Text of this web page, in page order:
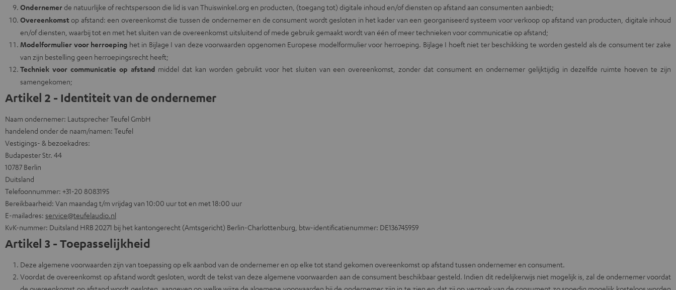
Ondernemerde natuurlijke of rechtspersoon die lid is van Thuiswinkel.org en producten, (toegang tot) digitale inhoud en/of diensten op afstand aan consumenten aanbiedt;
Overeenkomstop afstand: een overeenkomst die tussen de ondernemer en de consument wordt gesloten in het kader van een georganiseerd systeem voor verkoop op afstand van producten, digitale inhoud
en/of diensten, waarbij tot en met het sluiten van de overeenkomst uitsluitend of mede gebruik gemaakt wordt van één of meer technieken voor communicatie op afstand;
Modelformulier voor herroeping het in Bijlage I van deze voorwaarden opgenomen Europese modelformulier voor herroeping. Bijlage I hoeft niet ter beschikking te worden gesteld als de consument ter zake
van zijn bestelling geen herroepingsrecht heeft;
Techniek voor communicatie op afstand middel dat kan worden gebruikt voor het sluiten van een overeenkomst, zonder dat consument en ondernemer gelijktijdig in dezelfde ruimte hoeven te zijn
samengekomen;
Artikel 2 - Identiteit van de ondernemer
Naam ondernemer: Lautsprecher Teufel GmbH
handelend onder de naam/namen: Teufel
Vestigings- & bezoekadres:
Budapester Str. 44
10787 Berlin
Duitsland
Telefoonnummer: +31-20 8083195
Bereikbaarheid: Van maandag t/m vrijdag van 10:00 uur tot en met 18:00 uur
E-mailadres: service@teufelaudio.nl
KvK-nummer: Duitsland HRB 20271 bij het kantongerecht (Amtsgericht) Berlin-Charlottenburg, btw-identificatienummer: DE136745959
Artikel 3 - Toepasselijkheid
Deze algemene voorwaarden zijn van toepassing op elk aanbod van de ondernemer en op elke tot stand gekomen overeenkomst op afstand tussen ondernemer en consument.
Voordat de overeenkomst op afstand wordt gesloten, wordt de tekst van deze algemene voorwaarden aan de consument beschikbaar gesteld. Indien dit redelijkerwijs niet mogelijk is, zal de ondernemer voordat